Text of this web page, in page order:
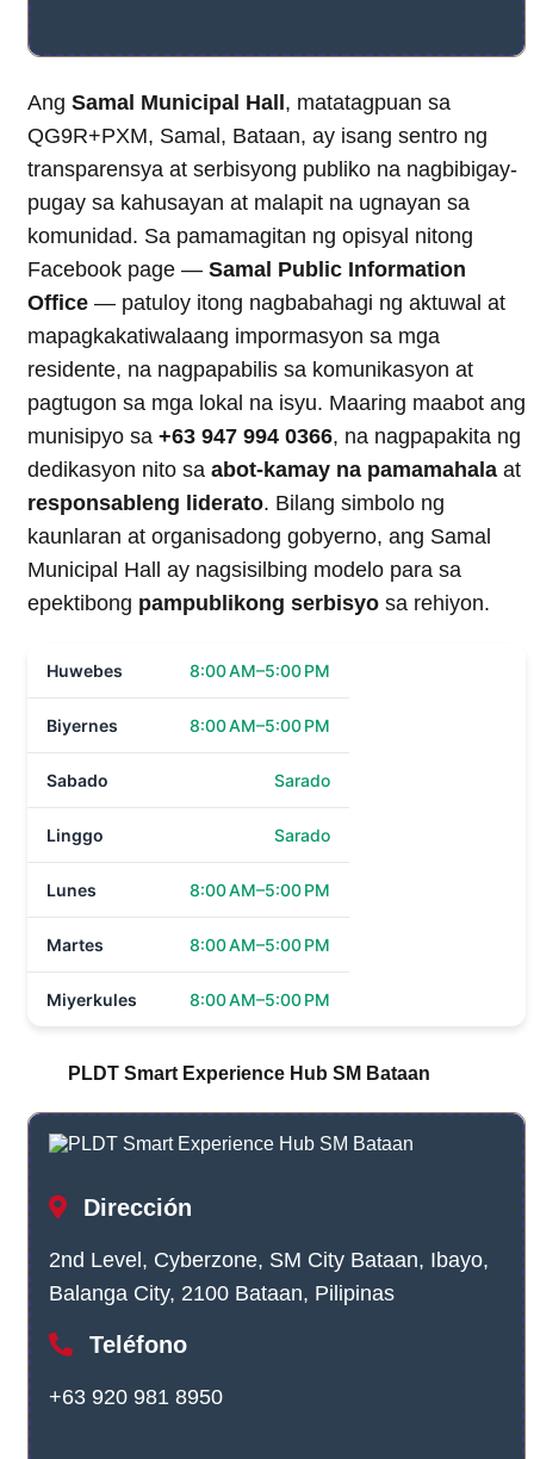
Ang Samal Municipal Hall, matatagpuan sa
QG9R+PXM, Samal, Bataan, ay isang sentro ng
transparensya at serbisyong publiko na nagbibigay-
pugay sa kahusayan at malapit na ugnayan sa
komunidad. Sa pamamagitan ng opisyal nitong
Facebook page — Samal Public Information
Office — patuloy itong nagbabahagi ng aktuwal at
mapagkakatiwalaang impormasyon sa mga
residente, na nagpapabilis sa komunikasyon at
pagtugon sa mga lokal na isyu. Maaring maabot ang
munisipyo sa +63 947 994 0366, na nagpapakita ng
dedikasyon nito sa abot-kamay na pamamahala at
responsableng liderato. Bilang simbolo ng
kaunlaran at organisadong gobyerno, ang Samal
Municipal Hall ay nagsisilbing modelo para sa
epektibong pampublikong serbisyo sa rehiyon.
Huwebes 8:00 AM–5:00 PM
Biyernes 8:00 AM–5:00 PM
Sabado Sarado
Linggo Sarado
Lunes 8:00 AM–5:00 PM
Martes 8:00 AM–5:00 PM
Miyerkules 8:00 AM–5:00 PM
PLDT Smart Experience Hub SM Bataan
Dirección
2nd Level, Cyberzone, SM City Bataan, Ibayo,
Balanga City, 2100 Bataan, Pilipinas
Teléfono
+63 920 981 8950